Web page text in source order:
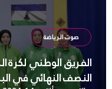
صوت الرياضة
الفريق الوطني لكرة
النصف النهائي في